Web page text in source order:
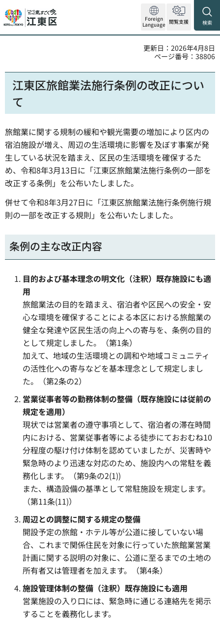
Foreign
Language 閲覧支援 検索
更新日：2026年4月8日
ページ番号：38806
江東区旅館業法施行条例の改正につい
て
旅館業に関する規制の緩和や観光需要の増加により区内の
宿泊施設が増え、周辺の生活環境に影響を及ぼす事案が発
生している状況を踏まえ、区民の生活環境を確保するた
め、令和8年3月13日に「江東区旅館業法施行条例の一部を
改正する条例」を公布いたしました。
併せて令和8年3月27日に「江東区旅館業法施行条例施行規
則の一部を改正する規則」を公布いたしました。
条例の主な改正内容
目的および基本理念の明文化（注釈）既存施設にも適
用
旅館業法の目的を踏まえ、宿泊者や区民への安全・安
心な環境を確保することによる本区における旅館業の
健全な発達や区民生活の向上への寄与を、条例の目的
として規定しました。（第1条）
加えて、地域の生活環境との調和や地域コミュニティ
の活性化への寄与などを基本理念として規定しまし
た。（第2条の2）
営業従事者等の勤務体制の整備（既存施設には従前の
規定を適用）
現状では営業者の遵守事項として、宿泊者の滞在時間
内における、営業従事者等による徒歩にておおむね10
分程度の駆け付け体制を認めていましたが、災害時や
緊急時のより迅速な対応のため、施設内への常駐を義
務化します。（第9条の2(1))
また、構造設備の基準として常駐施設を規定します。
（第11条(11)）
周辺との調整に関する規定の整備
開設予定の旅館・ホテル等が公道に接していない場
合、これまで関係住民を対象に行っていた旅館業営業
計画に関する説明の対象に、公道に至るまでの土地の
所有者又は管理者を加えます。（第4条）
施設管理体制の整備（注釈）既存施設にも適用
営業施設の入り口には、緊急時に通じる連絡先を掲示
することを義務化します。